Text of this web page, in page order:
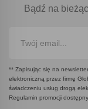
Bądź na
** Zapisując się na
elektroniczną przez firmę
świadczeniu usług drogą
Regulamin promocji